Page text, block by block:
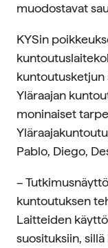
muodostavat
KYSin
kuntoutusketjun
Yläraajan
moninaiset
Pablo, Diego,
–
kuntoutuksen
Laitteiden
suosituksiin,